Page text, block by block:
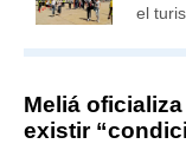
el
Meliá
existir